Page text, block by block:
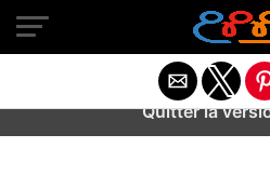
Warning
: preg_match(): Unknown
/home/u589487443/domains/
content/plugins/idev-post-
Quitter la